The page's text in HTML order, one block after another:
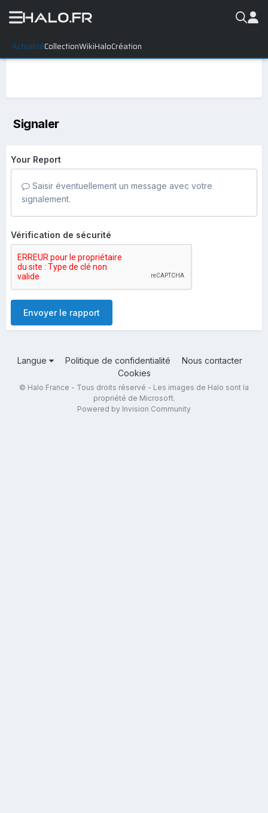
ActualitéCollectionWikiHaloCréation
Signaler
Your Report
Saisir éventuellement un message avec votre
signalement.
Vérification de sécurité
Envoyer le rapport
Langue Politique de confidentialité
Nous contacter
Cookies
© Halo France - Tous droits réservé - Les images de Halo sont la
propriété de Microsoft.
Powered by Invision Community